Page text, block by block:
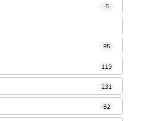
6
95
119
231
82